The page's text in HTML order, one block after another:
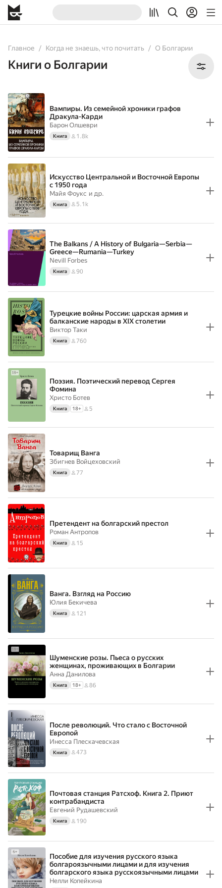
Главное Когда не знаешь, что почитать О Болгарии
AllBooks
Книги о Болгарии
Вампиры. Из семейной хроники графов
Дракула-Карди
Барон Олшеври
Книга 1.8k
Искусство Центральной и Восточной Европы
с 1950 года
Майя Фоукс и др.
Книга 5.1k
The Balkans / A History of Bulgaria—Serbia—
Greece—Rumania—Turkey
Nevill Forbes
Книга 90
Турецкие войны России: царская армия и
балканские народы в XIX столетии
Виктор Таки
Книга 760
Поэзия. Поэтический перевод Сергея
Фомина
Христо Ботев
Книга 18+ 5
Товарищ Ванга
Збигнев Войцеховский
Книга 77
Претендент на болгарский престол
Роман Антропов
Книга 15
Ванга. Взгляд на Россию
Юлия Бекичева
Книга 121
Шуменские розы. Пьеса о русских
женщинах, проживающих в Болгарии
Анна Данилова
Книга 18+ 86
После революций. Что стало с Восточной
Европой
Инесса Плескачевская
Книга 473
Почтовая станция Ратсхоф. Книга 2. Приют
контрабандиста
Евгений Рудашевский
Книга 190
Пособие для изучения русского языка
болгароязычными лицами и для изучения
болгарского языка русскоязычными лицами
Нелли Копейкина